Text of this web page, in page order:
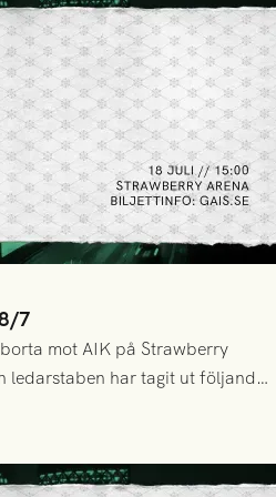
7
mot AIK på Strawberry
ledarstaben har tagit ut följande